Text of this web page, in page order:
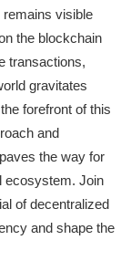
visible
the blockchain
transactions,
gravitates
forefront of this
and
the way for
ecosystem. Join
of decentralized
and shape the